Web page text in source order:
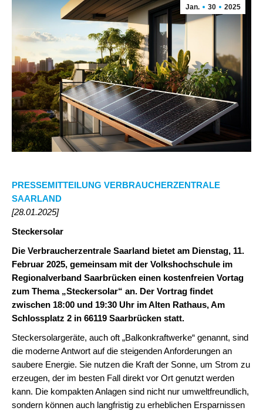
Jan. 30 2025
PRESSEMITTEILUNG VERBRAUCHERZENTRALE
SAARLAND
[28.01.2025]
Steckersolar
Die Verbraucherzentrale Saarland bietet am Dienstag, 11.
Februar 2025, gemeinsam mit der Volkshochschule im
Regionalverband Saarbrücken einen kostenfreien Vortag
zum Thema „Steckersolar“ an. Der Vortrag findet
zwischen 18:00 und 19:30 Uhr im Alten Rathaus, Am
Schlossplatz 2 in 66119 Saarbrücken statt.
Steckersolargeräte, auch oft „Balkonkraftwerke“ genannt, sind
die moderne Antwort auf die steigenden Anforderungen an
saubere Energie. Sie nutzen die Kraft der Sonne, um Strom zu
erzeugen, der im besten Fall direkt vor Ort genutzt werden
kann. Die kompakten Anlagen sind nicht nur umweltfreundlich,
sondern können auch langfristig zu erheblichen Ersparnissen